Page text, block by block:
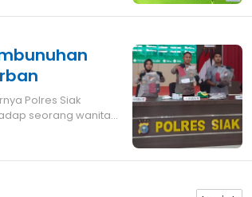
seorang wanita